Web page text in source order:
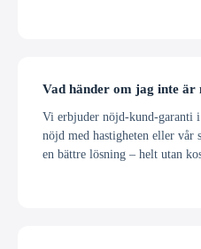
Vad händer om jag inte är
Vi erbjuder nöjd-kund-garanti
nöjd med hastigheten eller
en bättre lösning – helt utan